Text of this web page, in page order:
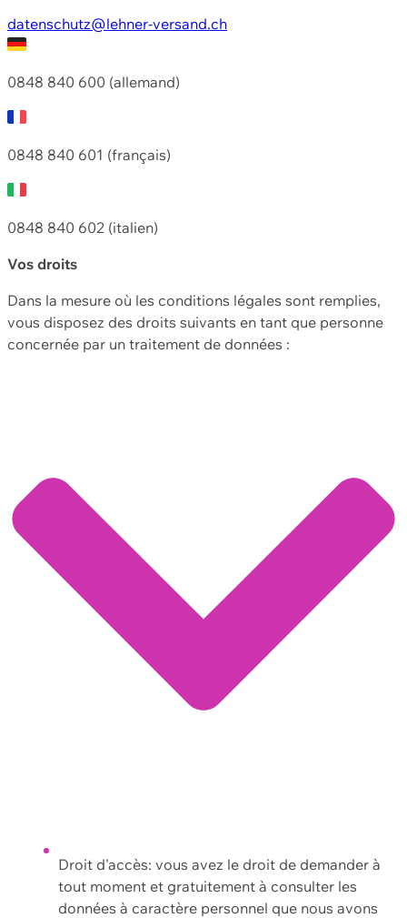
datenschutz@lehner-versand.ch
0848 840 600 (allemand)
0848 840 601 (français)
0848 840 602 (italien)
Vos droits
Dans la mesure où les conditions légales sont remplies,
vous disposez des droits suivants en tant que personne
concernée par un traitement de données :
Droit d'accès: vous avez le droit de demander à
tout moment et gratuitement à consulter les
données à caractère personnel que nous avons